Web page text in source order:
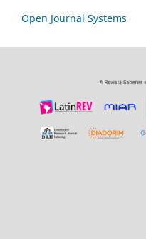
Open Journal Systems